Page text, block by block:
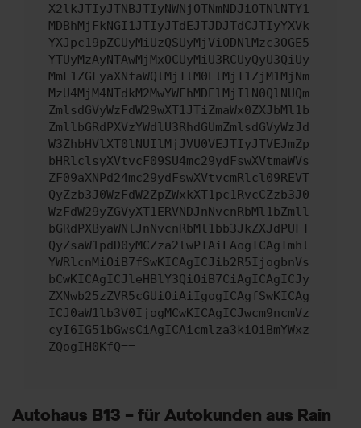
X2lkJTIyJTNBJTIyNWNjOTNmNDJiOTNlNTY1
MDBhMjFkNGI1JTIyJTdEJTJDJTdCJTIyYXVk
YXJpc19pZCUyMiUzQSUyMjViODNlMzc3OGE5
YTUyMzAyNTAwMjMxOCUyMiU3RCUyQyU3QiUy
MmF1ZGFyaXNfaWQlMjIlM0ElMjI1ZjM1MjNm
MzU4MjM4NTdkM2MwYWFhMDElMjIlN0QlNUQm
ZmlsdGVyWzFdW29wXT1JTiZmaWx0ZXJbMl1b
ZmllbGRdPXVzYWdlU3RhdGUmZmlsdGVyWzJd
W3ZhbHVlXT0lNUIlMjJVU0VEJTIyJTVEJmZp
bHRlclsyXVtvcF09SU4mc29ydFswXVtmaWVs
ZF09aXNPd24mc29ydFswXVtvcmRlcl09REVT
QyZzb3J0WzFdW2ZpZWxkXT1pc1RvcCZzb3J0
WzFdW29yZGVyXT1ERVNDJnNvcnRbMl1bZmll
bGRdPXByaWNlJnNvcnRbMl1bb3JkZXJdPUFT
QyZsaW1pdD0yMCZza2lwPTAiLAogICAgImhl
YWRlcnMiOiB7fSwKICAgICJib2R5IjogbnVs
bCwKICAgICJleHBlY3QiOiB7CiAgICAgICJy
ZXNwb25zZVR5cGUiOiAiIgogICAgfSwKICAg
ICJ0aW1lb3V0IjogMCwKICAgICJwcm9ncmVz
cyI6IG51bGwsCiAgICAicmlza3kiOiBmYWxz
ZQogIH0KfQ==
Autohaus B13 – für Autokunden aus Rain